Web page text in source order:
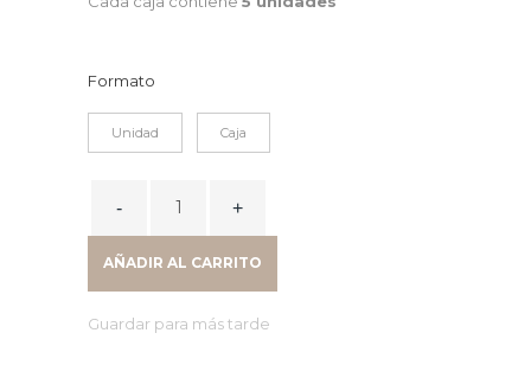
Formato
Unidad Caja
LLAVEROS
SURT
AÑADIR AL CARRITO
Guardar para más tarde